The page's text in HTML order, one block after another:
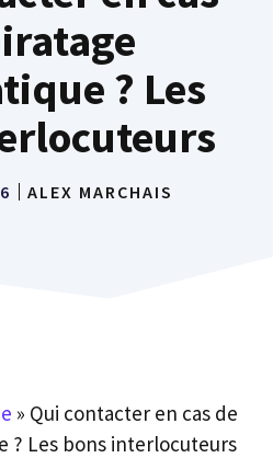
? Les
ALEX MARCHAIS
» Qui contacter en cas de
? Les bons interlocuteurs